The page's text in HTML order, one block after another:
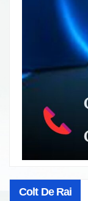
Colt De Rai